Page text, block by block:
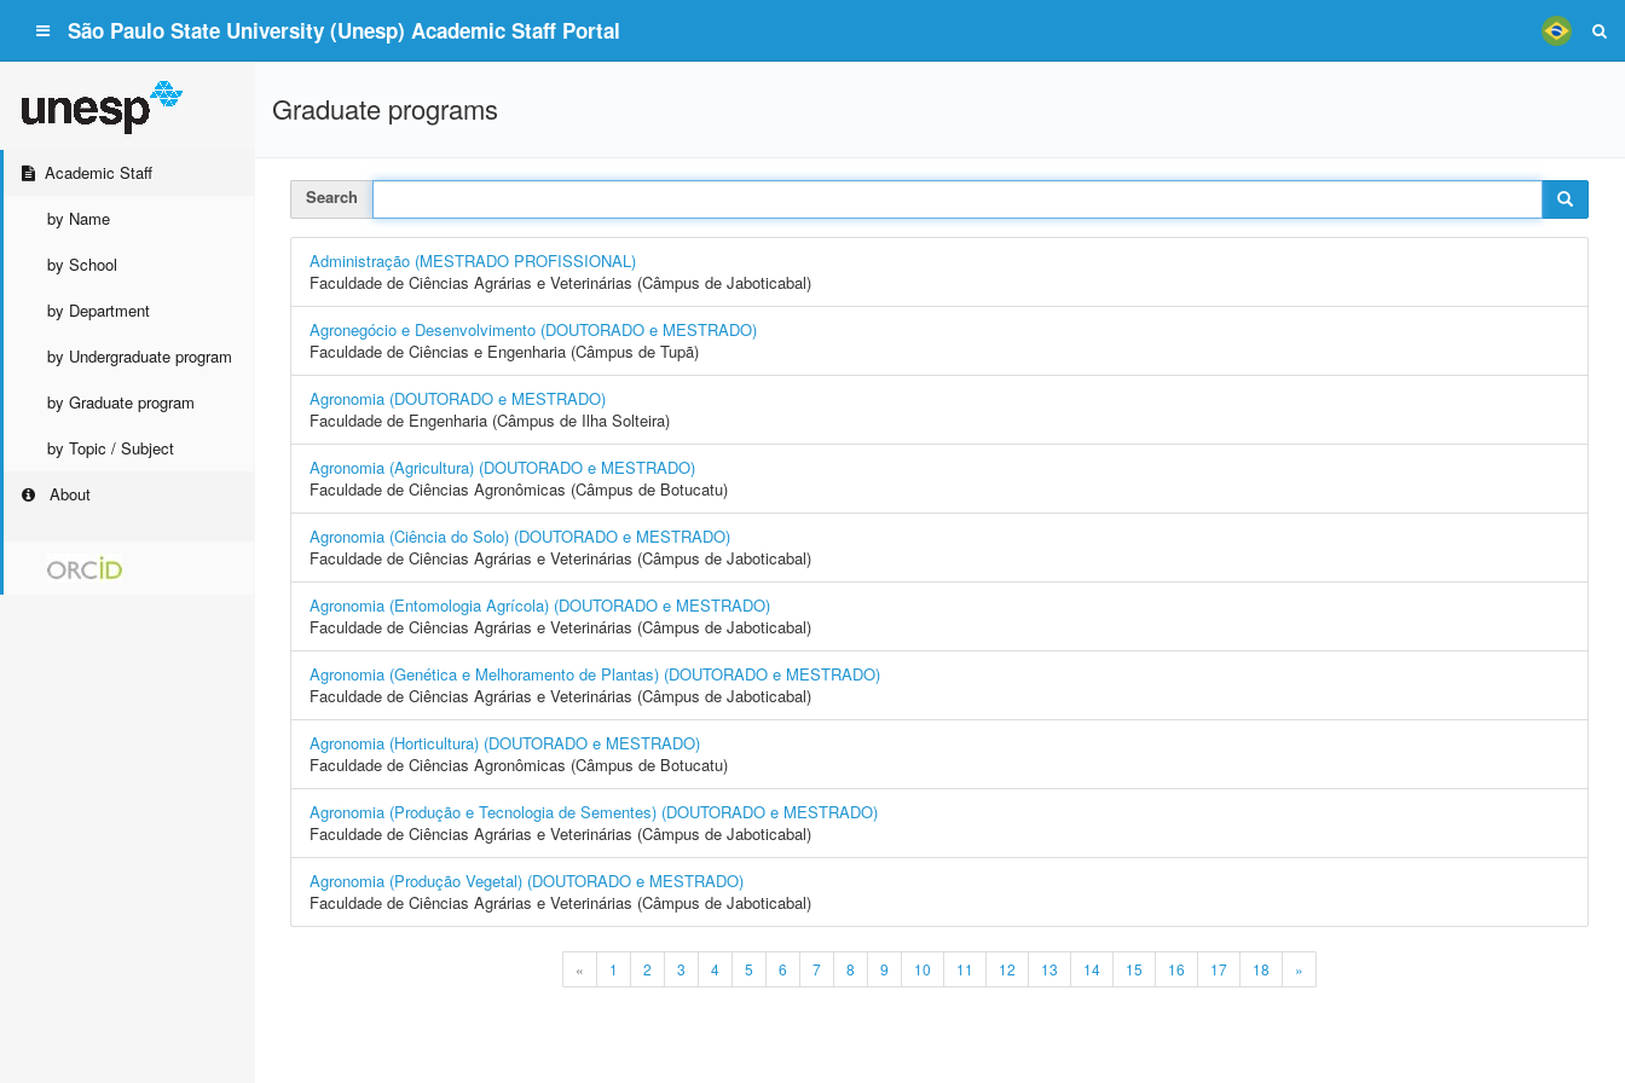
São Paulo State University (Unesp) Academic Staff Portal
Academic Staff
by Name
by School
by Department
by Undergraduate program
by Graduate program
by Topic / Subject
About
Graduate programs
Search
Administração (MESTRADO PROFISSIONAL)
Faculdade de Ciências Agrárias e Veterinárias (Câmpus de Jaboticabal)
Agronegócio e Desenvolvimento (DOUTORADO e MESTRADO)
Faculdade de Ciências e Engenharia (Câmpus de Tupã)
Agronomia (DOUTORADO e MESTRADO)
Faculdade de Engenharia (Câmpus de Ilha Solteira)
Agronomia (Agricultura) (DOUTORADO e MESTRADO)
Faculdade de Ciências Agronômicas (Câmpus de Botucatu)
Agronomia (Ciência do Solo) (DOUTORADO e MESTRADO)
Faculdade de Ciências Agrárias e Veterinárias (Câmpus de Jaboticabal)
Agronomia (Entomologia Agrícola) (DOUTORADO e MESTRADO)
Faculdade de Ciências Agrárias e Veterinárias (Câmpus de Jaboticabal)
Agronomia (Genética e Melhoramento de Plantas) (DOUTORADO e MESTRADO)
Faculdade de Ciências Agrárias e Veterinárias (Câmpus de Jaboticabal)
Agronomia (Horticultura) (DOUTORADO e MESTRADO)
Faculdade de Ciências Agronômicas (Câmpus de Botucatu)
Agronomia (Produção e Tecnologia de Sementes) (DOUTORADO e MESTRADO)
Faculdade de Ciências Agrárias e Veterinárias (Câmpus de Jaboticabal)
Agronomia (Produção Vegetal) (DOUTORADO e MESTRADO)
Faculdade de Ciências Agrárias e Veterinárias (Câmpus de Jaboticabal)
« 1 2 3 4 5 6 7 8 9 10 11 12 13 14 15 16 17 18 »